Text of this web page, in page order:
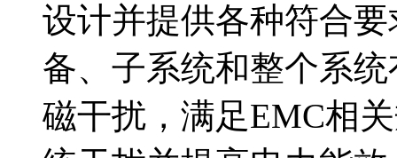
设计并提供各种符合
备、子系统和整个系
磁干扰，满足EMC相